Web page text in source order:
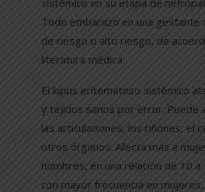
Todo embarazo en una gestante
de riesgo o alto riesgo, de
literatura médica.
El lupus eritematoso sistémico
y tejidos sanos por error. Puede
las articulaciones, los riñones, el
otros órganos. Afecta más a
hombres, en una relación de 10 a
con mayor frecuencia en